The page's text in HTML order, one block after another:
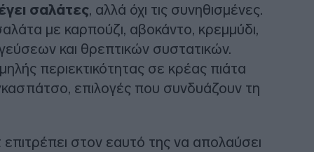
σαλάτες, αλλά όχι τις συνηθισμένες.
με καρπούζι, αβοκάντο, κρεμμύδι,
και θρεπτικών συστατικών.
περιεκτικότητας σε κρέας πιάτα
επιλογές που συνδυάζουν τη
στον εαυτό της να απολαύσει